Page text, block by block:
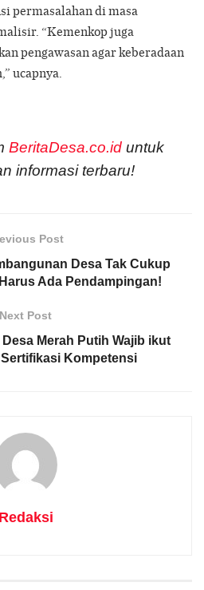
permasalahan di masa
“Kemenkop juga
pengawasan agar keberadaan
ucapnya.
BeritaDesa.co.iduntuk
informasi terbaru!
Post
Desa Tak Cukup
Ada Pendampingan!
Next Post
Merah Putih Wajib ikut
Kompetensi
Redaksi